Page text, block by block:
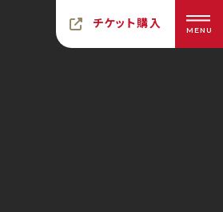
チケット購入 MENU